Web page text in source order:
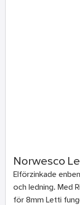
Norwesco
Elförzinkade
och ledning. Med
för 8mm Letti